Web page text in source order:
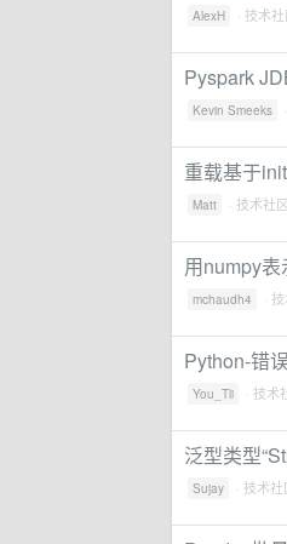
AlexH · 技术社
Pyspark
Kevin Smeeks ·
重载基于
Matt · 技术社区
用numpy
mchaudh4 ·
Python-错
You_Tli · 技术
泛型类型
Sujay · 技术社